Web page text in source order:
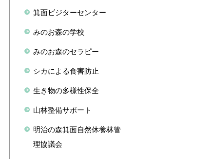
箕面ビジターセンター
みのお森の学校
みのお森のセラピー
シカによる食害防止
生き物の多様性保全
山林整備サポート
明治の森箕面自然休養林管
理協議会